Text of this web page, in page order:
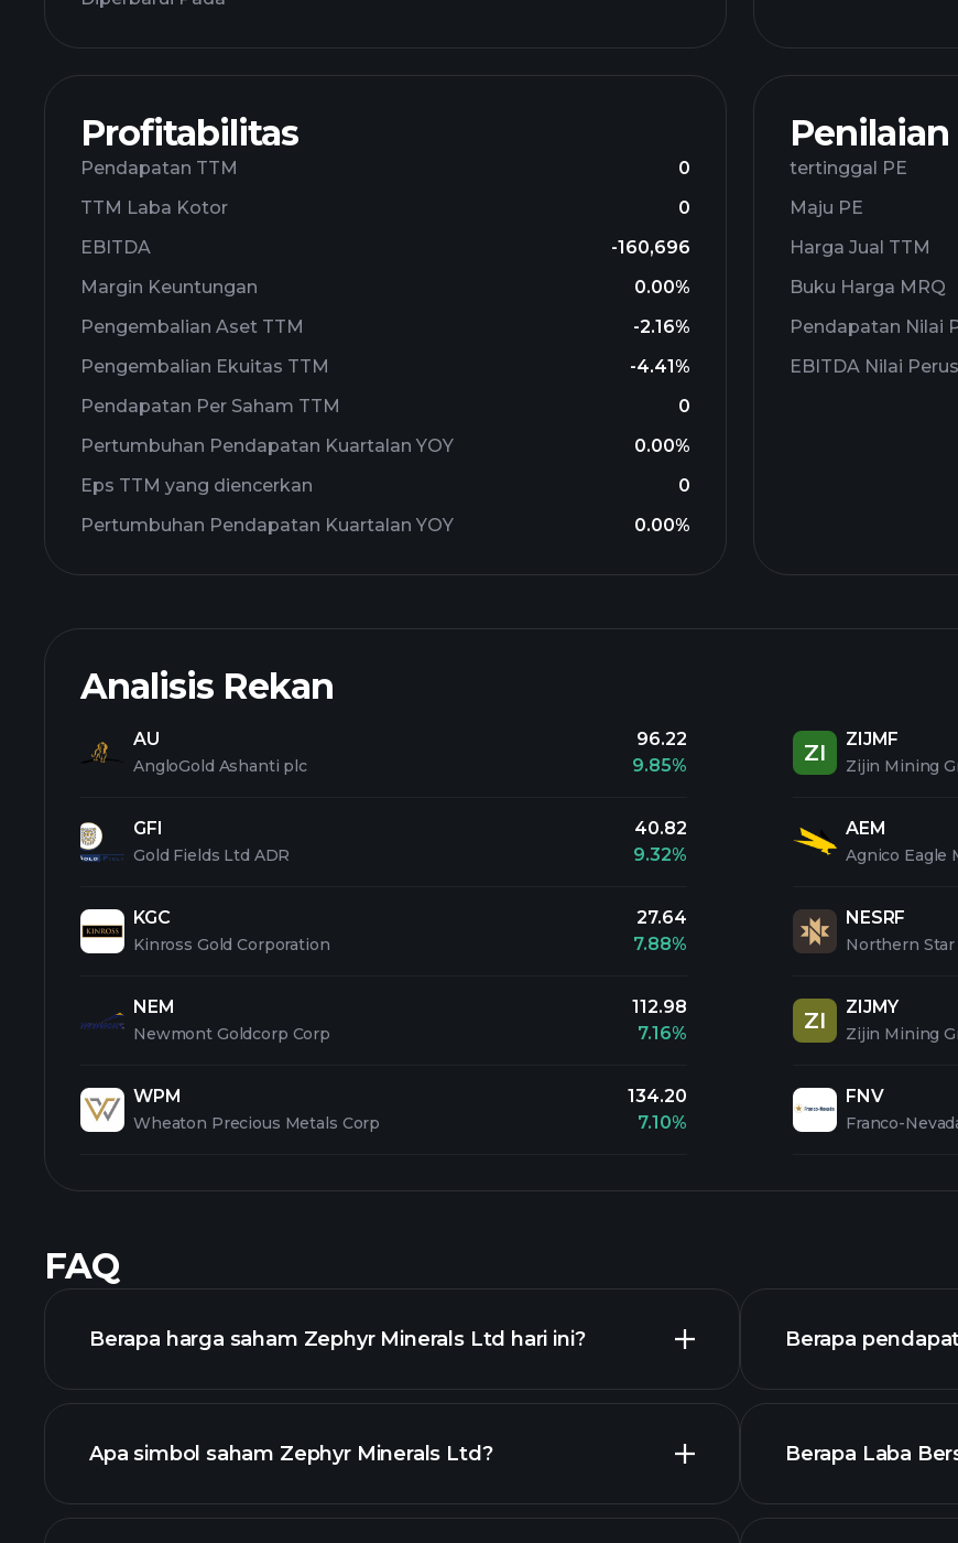
Profitabilitas
Pendapatan TTM
0
TTM Laba Kotor
0
EBITDA
-160,696
Margin Keuntungan
0.00%
Pengembalian Aset TTM
-2.16%
Pengembalian Ekuitas TTM
-4.41%
Pendapatan Per Saham TTM
0
Pertumbuhan Pendapatan Kuartalan YOY
0.00%
Eps TTM yang diencerkan
0
Pertumbuhan Pendapatan Kuartalan YOY
0.00%
Penilaian
tertinggal PE
Maju PE
Harga Jual TTM
Buku Harga MRQ
Pendapatan Nilai
EBITDA Nilai
Analisis Rekan
AU
AngloGold Ashanti plc
96.22
9.85%
GFI
Gold Fields Ltd ADR
40.82
9.32%
KGC
Kinross Gold Corporation
27.64
7.88%
NEM
Newmont Goldcorp Corp
112.98
7.16%
WPM
Wheaton Precious Metals Corp
134.20
7.10%
ZI
ZIJMF
Zijin Mining
AEM
Agnico Eagle
NESRF
Northern
ZI
ZIJMY
Zijin Mining
FNV
Franco-
FAQ
Berapa harga saham Zephyr Minerals Ltd hari ini?
chart lanjutan
Apa simbol saham Zephyr Minerals Ltd?
Berapa
Berapa Laba